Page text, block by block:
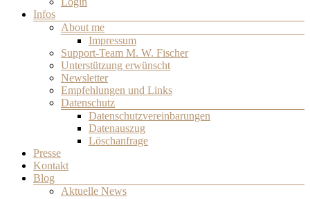
Infos
About me
Impressum
Support-Team M. W. Fischer
Unterstützung erwünscht
Newsletter
Empfehlungen und Links
Datenschutz
Datenschutzvereinbarungen
Datenauszug
Löschanfrage
Presse
Kontakt
Blog
Aktuelle News